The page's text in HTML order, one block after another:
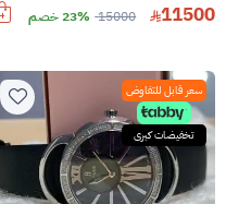
11500
15000 23% خصم
سعر قابل للتفاوض
تخفيضات كبرى